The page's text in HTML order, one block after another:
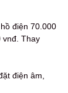
điện 70.000
vnđ. Thay
điện âm,